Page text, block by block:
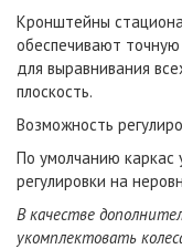
Кронштейны
обеспечивают точную
для выравнивания
плоскость.
Возможность
По умолчанию каркас
регулировки на
В качестве
укомплектовать